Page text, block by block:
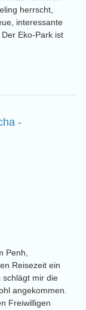
herrscht,
interessante
Eko-Park ist
-
Penh,
Reisezeit ein
schlägt mir die
angekommen.
Freiwilligen